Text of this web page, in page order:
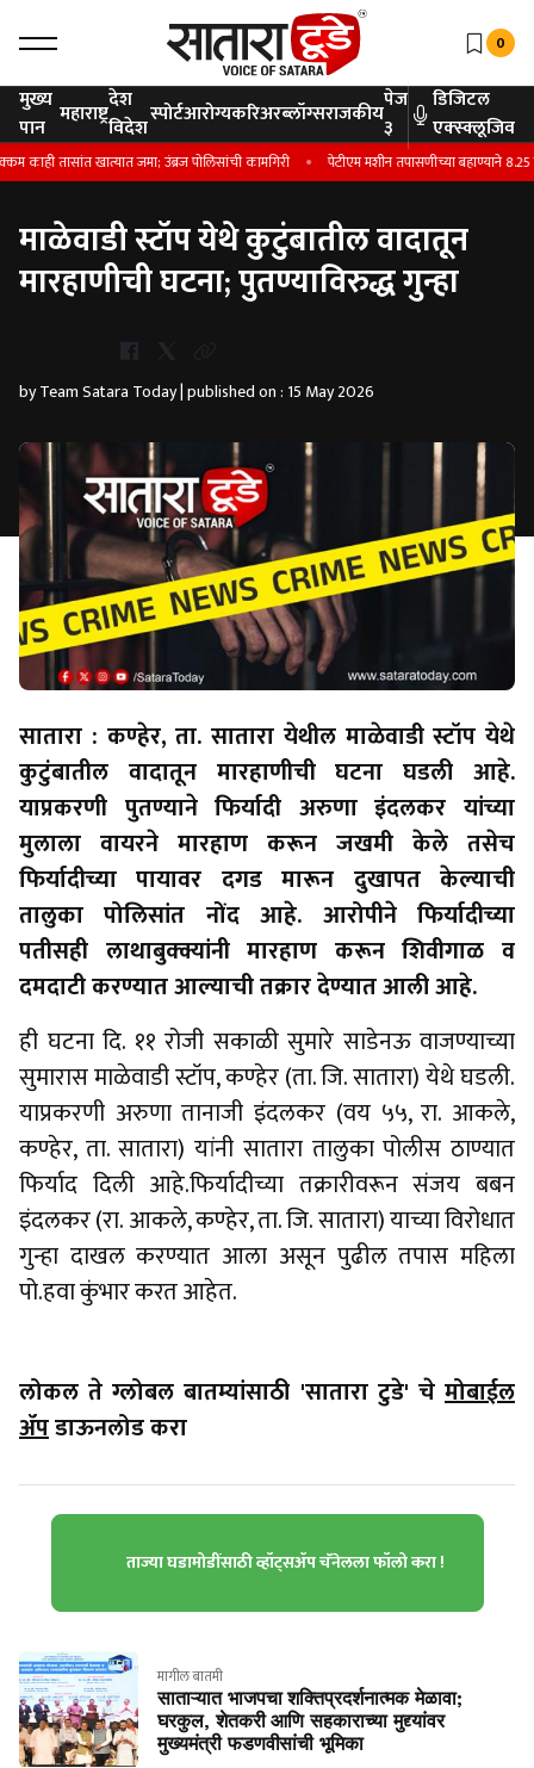
0
मुख्य
पान महाराष्ट्रदेश
विदेशस्पोर्टआरोग्यकरिअरब्लॉग्सराजकीयपेज
३
डिजिटल
एक्स्क्लूजिव
तासांत खात्यात जमा; उंब्रज पोलिसांची कामगिरी पेटीएम मशीन तपासणीच्या बहाण्याने 8.25
माळेवाडी स्टॉप येथे कुटुंबातील वादातून
मारहाणीची घटना; पुतण्याविरुद्ध गुन्हा
by Team Satara Today | published on : 15 May 2026
सातारा : कण्हेर, ता. सातारा येथील माळेवाडी स्टॉप येथे
कुटुंबातील वादातून मारहाणीची घटना घडली आहे.
याप्रकरणी पुतण्याने फिर्यादी अरुणा इंदलकर यांच्या
मुलाला वायरने मारहाण करून जखमी केले तसेच
फिर्यादीच्या पायावर दगड मारून दुखापत केल्याची
तालुका पोलिसांत नोंद आहे. आरोपीने फिर्यादीच्या
पतीसही लाथाबुक्क्यांनी मारहाण करून शिवीगाळ व
दमदाटी करण्यात आल्याची तक्रार देण्यात आली आहे.
ही घटना दि. ११ रोजी सकाळी सुमारे साडेनऊ वाजण्याच्या
सुमारास माळेवाडी स्टॉप, कण्हेर (ता. जि. सातारा) येथे घडली.
याप्रकरणी अरुणा तानाजी इंदलकर (वय ५५, रा. आकले,
कण्हेर, ता. सातारा) यांनी सातारा तालुका पोलीस ठाण्यात
फिर्याद दिली आहे.फिर्यादीच्या तक्रारीवरून संजय बबन
इंदलकर (रा. आकले, कण्हेर, ता. जि. सातारा) याच्या विरोधात
गुन्हा दाखल करण्यात आला असून पुढील तपास महिला
पो.हवा कुंभार करत आहेत.
लोकल ते ग्लोबल बातम्यांसाठी 'सातारा टुडे' चे मोबाईल
ॲपडाऊनलोड करा
ताज्या घडामोडींसाठी व्हॉट्सॲप चॅनेलला फॉलो करा !
मागील बातमी
साताऱ्यात भाजपचा शक्तिप्रदर्शनात्मक मेळावा;
घरकुल, शेतकरी आणि सहकाराच्या मुद्द्यांवर
मुख्यमंत्री फडणवीसांची भूमिका